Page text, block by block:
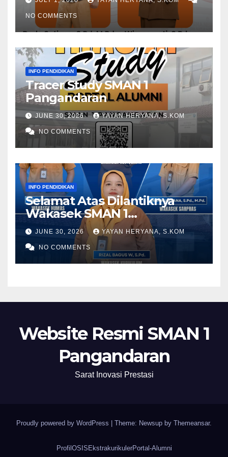
NO COMMENTS
INFO PENDIDIKAN
Tracer Study SMAN 1
Pangandaran
JUNE 30, 2026 YAYAN HERYANA, S.KOM
NO COMMENTS
INFO PENDIDIKAN
Selamat Atas Dilantiknya
Wakasek SMAN 1
Pangandaran Periode 2026-
2028
JUNE 30, 2026 YAYAN HERYANA, S.KOM
NO COMMENTS
Website Resmi SMAN 1
Pangandaran
Sarat Inovasi Prestasi
Proudly powered by WordPress Theme: Newsup by Themeansar.
Profil OSIS EkstrakurikulerPortal-Alumni